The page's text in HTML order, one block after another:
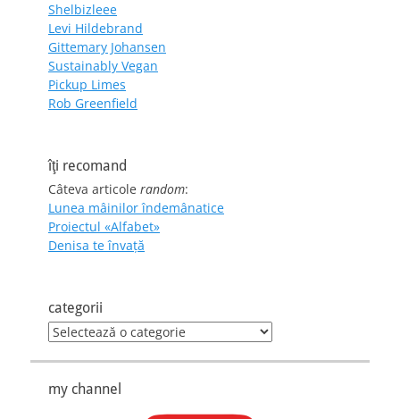
Shelbizleee
Levi Hildebrand
Gittemary Johansen
Sustainably Vegan
Pickup Limes
Rob Greenfield
îţi recomand
Câteva articole random:
Lunea mâinilor îndemânatice
Proiectul «Alfabet»
Denisa te învaţă
categorii
categorii
my channel